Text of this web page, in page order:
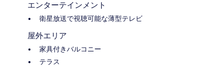
エンターテインメント
衛星放送で視聴可能な薄型テレビ
屋外エリア
家具付きバルコニー
テラス